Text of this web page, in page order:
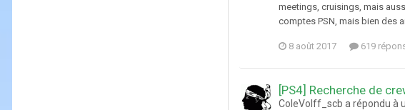
meetings, cruisings, mais
comptes PSN, mais bien des
8 août 2017 619
[PS4] Recherche de
ColeVolff_scb a répondu à